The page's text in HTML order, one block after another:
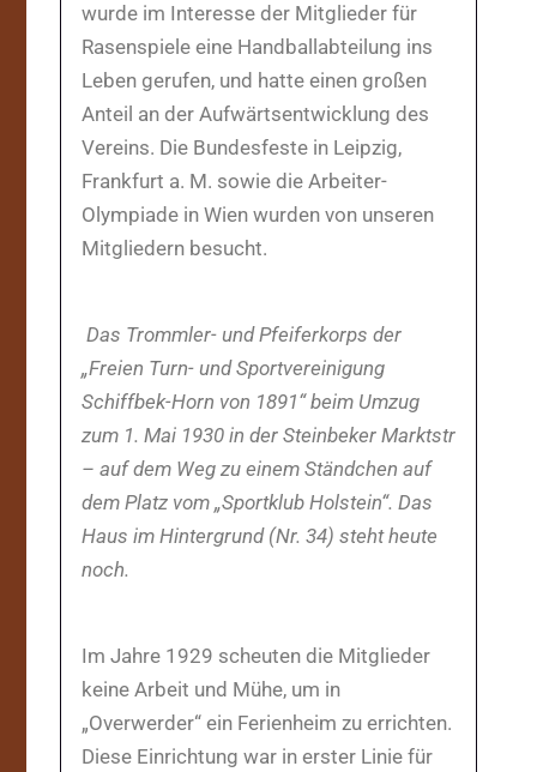
wurde im Interesse der Mitglieder für
Rasenspiele eine Handballabteilung ins
Leben gerufen, und hatte einen großen
Anteil an der Aufwärtsentwicklung des
Vereins. Die Bundesfeste in Leipzig,
Frankfurt a. M. sowie die Arbeiter-
Olympiade in Wien wurden von unseren
Mitgliedern besucht.
Das Trommler- und Pfeiferkorps der
„Freien Turn- und Sportvereinigung
Schiffbek-Horn von 1891“ beim Umzug
zum 1. Mai 1930 in der Steinbeker Marktstr
– auf dem Weg zu einem Ständchen auf
dem Platz vom „Sportklub Holstein“. Das
Haus im Hintergrund (Nr. 34) steht heute
noch.
Im Jahre 1929 scheuten die Mitglieder
keine Arbeit und Mühe, um in
„Overwerder“ ein Ferienheim zu errichten.
Diese Einrichtung war in erster Linie für